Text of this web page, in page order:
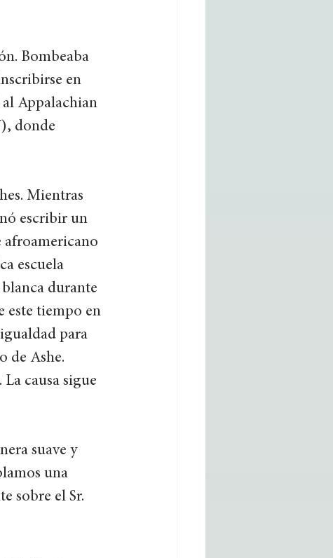
Bombeaba
en
al Appalachian
donde
Mientras
escribir un
afroamericano
escuela
durante
este tiempo en
para
de Ashe.
causa sigue
suave y
una
sobre el Sr.